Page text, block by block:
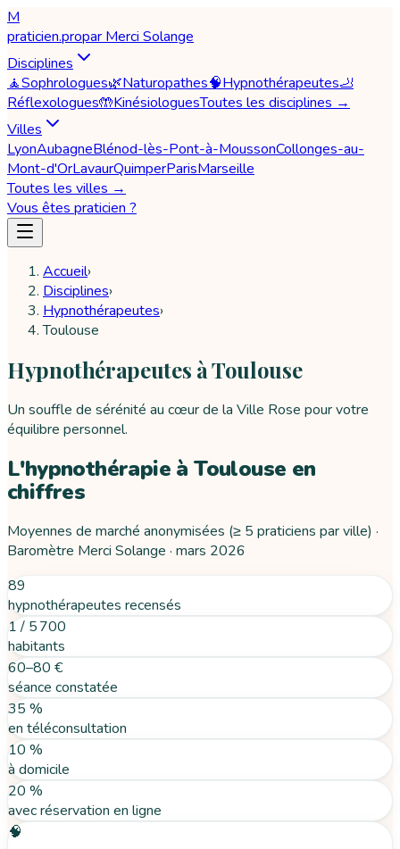
M
praticien.propar Merci Solange
Disciplines
🧘Sophrologues🌿Naturopathes🧠Hypnothérapeutes🦶
Réflexologues🤲KinésiologuesToutes les disciplines →
Villes
LyonAubagneBlénod-lès-Pont-à-MoussonCollonges-au-
Mont-d'OrLavaurQuimperParisMarseille
Toutes les villes →
Vous êtes praticien ?
Accueil›
Disciplines›
Hypnothérapeutes›
Toulouse
Hypnothérapeutes à Toulouse
Un souffle de sérénité au cœur de la Ville Rose pour votre
équilibre personnel.
L'hypnothérapie àToulouse en
chiffres
Moyennes de marché anonymisées (≥ 5 praticiens par ville) ·
Baromètre Merci Solange · mars 2026
89
hypnothérapeutes recensés
1 / 5 700
habitants
60–80 €
séance constatée
35 %
en téléconsultation
10 %
à domicile
20 %
avec réservation en ligne
🧠